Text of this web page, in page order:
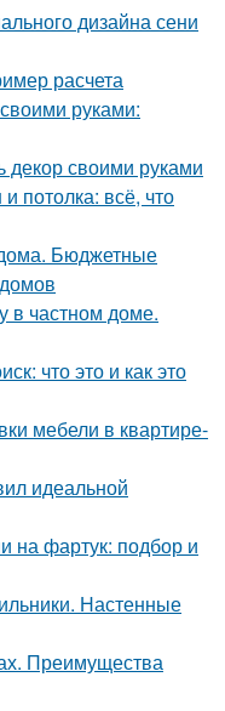
дизайна сени
расчета
руками:
декор своими руками
потолка: всё, что
Бюджетные
в частном доме.
что это и как это
мебели в квартире-
идеальной
на фартук: подбор и
Настенные
Преимущества